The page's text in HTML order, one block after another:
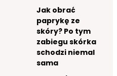
Jak obrać
paprykę ze
skóry? Po tym
zabiegu skórka
schodzi niemal
sama